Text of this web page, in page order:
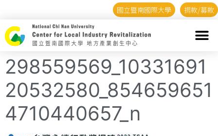
國立暨南國際大學 捐款/募款
298559569_10331691
20532580_854659651
4710440657_n